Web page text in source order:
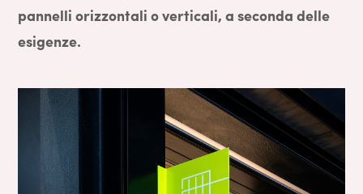
pannelli orizzontali o verticali, a seconda delle
esigenze.